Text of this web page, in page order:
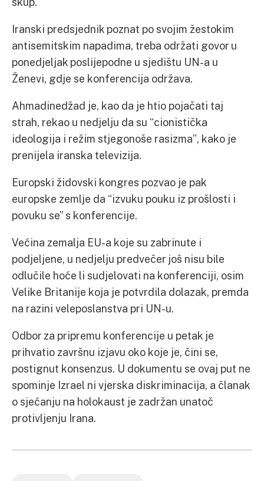
Iranski predsjednik poznat po svojim žestokim
antisemitskim napadima, treba održati govor u
ponedjeljak poslijepodne u sjedištu UN-a u
Ženevi, gdje se konferencija održava.
Ahmadinedžad je, kao da je htio pojačati taj
strah, rekao u nedjelju da su “cionistička
ideologija i režim stjegonoše rasizma”, kako je
prenijela iranska televizija.
Europski židovski kongres pozvao je pak
europske zemlje da “izvuku pouku iz prošlosti i
povuku se” s konferencije.
Većina zemalja EU-a koje su zabrinute i
podjeljene, u nedjelju predvečer još nisu bile
odlučile hoće li sudjelovati na konferenciji, osim
Velike Britanije koja je potvrdila dolazak, premda
na razini veleposlanstva pri UN-u.
Odbor za pripremu konferencije u petak je
prihvatio završnu izjavu oko koje je, čini se,
postignut konsenzus. U dokumentu se ovaj put ne
spominje Izrael ni vjerska diskriminacija, a članak
o sjećanju na holokaust je zadržan unatoč
protivljenju Irana.